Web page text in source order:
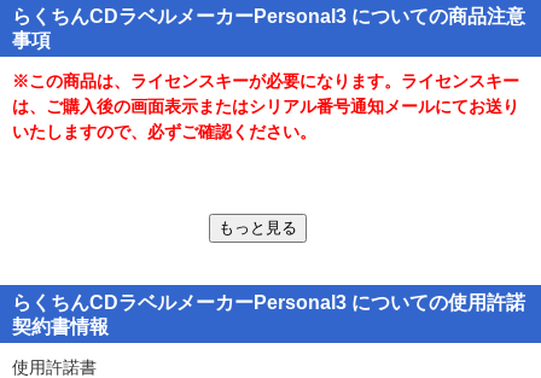
●「かんたんイメージスキャン印刷モード」「こだわり編集モード」
でより細かく設定可能
●用紙選択や画像の加工・調整等高度な編集も1クリックでOK
●CDDBからの音楽情報一発取り込みに対応
●韓国語などの文字セットに対応
らくちんCDラベルメーカーPersonal3 についての商品注意
事項
※この商品は、ライセンスキーが必要になります。ライセンスキー
は、ご購入後の画面表示またはシリアル番号通知メールにてお送り
いたしますので、必ずご確認ください。
●対応OS：日本語 Windows(R) 7/ Windows(R) 8 / Windows(R) 8.1 /
●CPU：ご利用のOSが推奨する環境以上
●メモリ：ご利用のOSが推奨する環境以上(高解像度の画像編集・印
刷には128MB以上を推奨)
●必要ドライブ容量：400MB以上
もっと見る
らくちんCDラベルメーカーPersonal3 についての使用許諾
契約書情報
使用許諾書